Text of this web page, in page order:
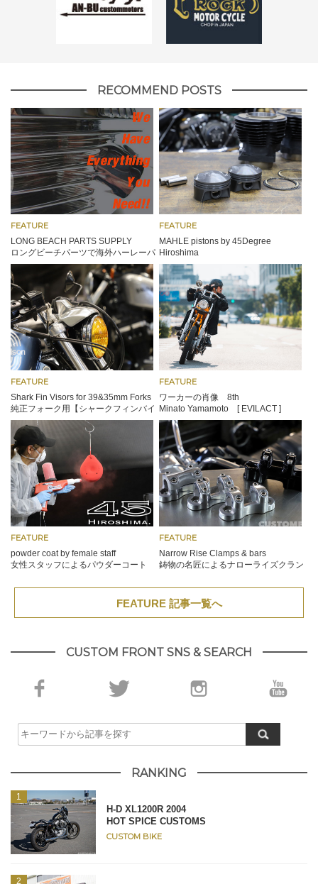
RECOMMEND POSTS
FEATURE
LONG BEACH PARTS SUPPLY
ロングビーチパーツで海外ハーレーパ
ーツを調達
FEATURE
MAHLE pistons by 45Degree
Hiroshima
45ディグリー製マーレピストン×シウ
ンクラフトワークス
FEATURE
Shark Fin Visors for 39&35mm Forks
純正フォーク用【シャークフィンバイ
ザー】
FEATURE
ワーカーの肖像 8th
Minato Yamamoto [ EVILACT ]
FEATURE
powder coat by female staff
女性スタッフによるパウダーコート
FEATURE
Narrow Rise Clamps & bars
鋳物の名匠によるナローライズクラン
FEATURE 記事一覧へ
CUSTOM FRONT SNS & SEARCH
RANKING
H-D XL1200R 2004
HOT SPICE CUSTOMS
CUSTOM BIKE